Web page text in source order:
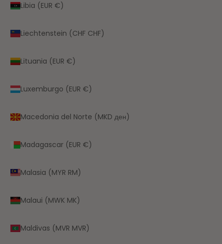
Libia (EUR €)
Liechtenstein (CHF CHF)
Lituania (EUR €)
Luxemburgo (EUR €)
Macedonia del Norte (MKD ден)
Madagascar (EUR €)
Malasia (MYR RM)
Malaui (MWK MK)
Maldivas (MVR MVR)